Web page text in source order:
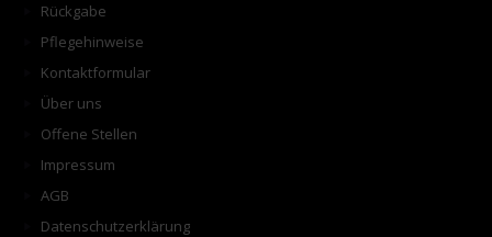
Rückgabe
Pflegehinweise
Kontaktformular
Über uns
Offene Stellen
Impressum
AGB
Datenschutzerklärung